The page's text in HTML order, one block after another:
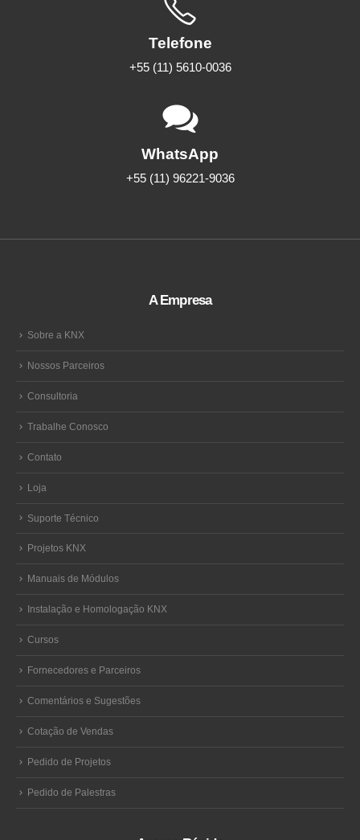
Telefone
+55 (11) 5610-0036
WhatsApp
+55 (11) 96221-9036
A Empresa
Sobre a KNX
Nossos Parceiros
Consultoria
Trabalhe Conosco
Contato
Loja
Suporte Técnico
Projetos KNX
Manuais de Módulos
Instalação e Homologação KNX
Cursos
Fornecedores e Parceiros
Comentários e Sugestões
Cotação de Vendas
Pedido de Projetos
Pedido de Palestras